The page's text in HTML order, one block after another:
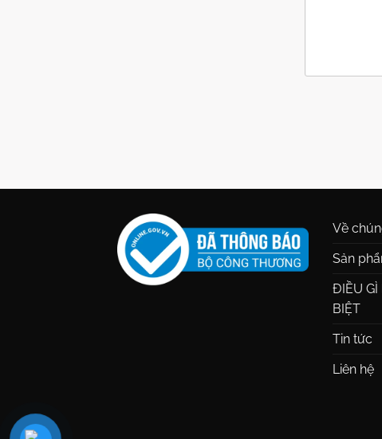
Về
Sản
ĐIỀU GÌ
BIỆT
Tin tức
Liên hệ